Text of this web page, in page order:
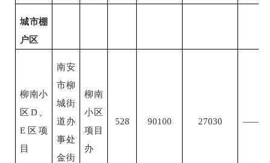
城市棚
户区
柳南小
区 D、
E区项
目
南安
市柳
城街
道办
事处
金街
柳南
小区
项目
办
528 90100 27030 ——